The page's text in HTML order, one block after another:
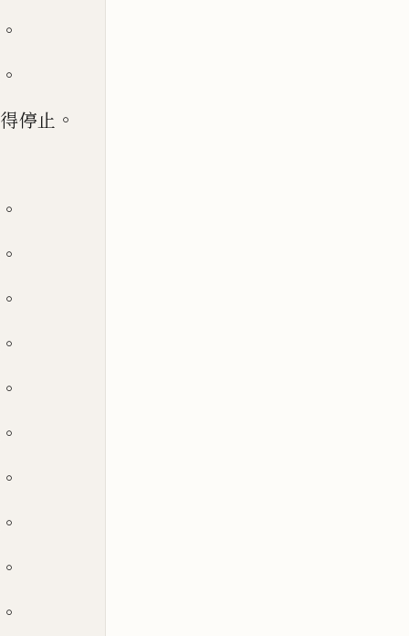
。
。
停止 。
。
。
。
。
。
。
。
。
。
。